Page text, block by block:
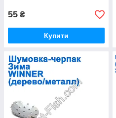
55 ₴
Купити